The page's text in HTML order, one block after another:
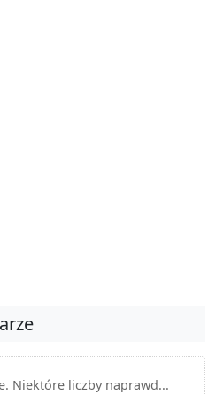
Niektóre liczby naprawd...